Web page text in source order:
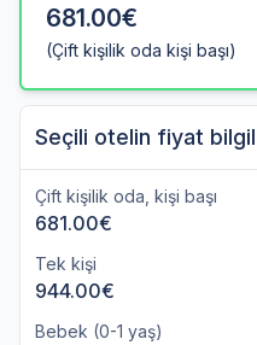
681.00€
(Çift kişilik oda kişi başı)
Seçili otelin fiyat
Çift kişilik oda, kişi başı
681.00€
Tek kişi
944.00€
Bebek (0-1 yaş)